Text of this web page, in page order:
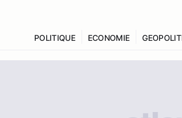
POLITIQUE ECONOMIE